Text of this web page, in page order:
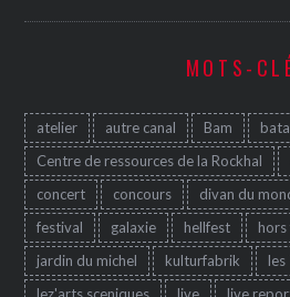
MOTS-
atelier autre canal Bam
Centre de ressources de la Rockhal
concert
concours divan du
festival
galaxie hellfest
jardin du michel
kulturfabrik